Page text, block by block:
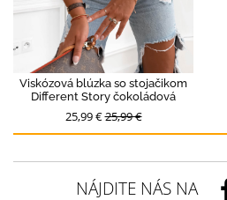
Viskózová blúzka so stojačikom
Different Story čokoládová
25,99 €25,99 €
NÁJDITE NÁS NA